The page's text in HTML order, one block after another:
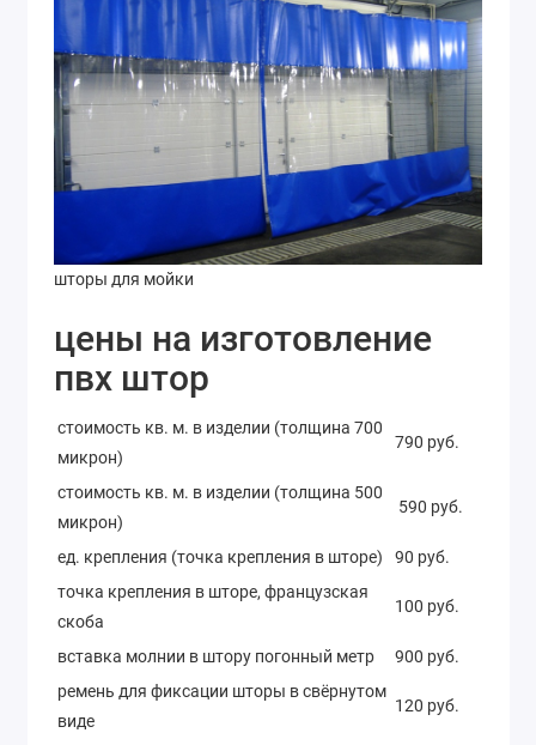
шторы для мойки
цены на изготовление
пвх штор
стоимость кв. м. в изделии (толщина 700
микрон)
790 руб.
стоимость кв. м. в изделии (толщина 500
микрон)
590 руб.
ед. крепления (точка крепления в шторе)
90 руб.
точка крепления в шторе, французская
скоба
100 руб.
вставка молнии в штору погонный метр
900 руб.
ремень для фиксации шторы в свёрнутом
виде
120 руб.